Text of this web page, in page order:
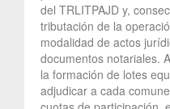
del TRLITPAJD y,
tributación de la
modalidad de actos
documentos notariales.
la formación de lotes
adjudicar a cada